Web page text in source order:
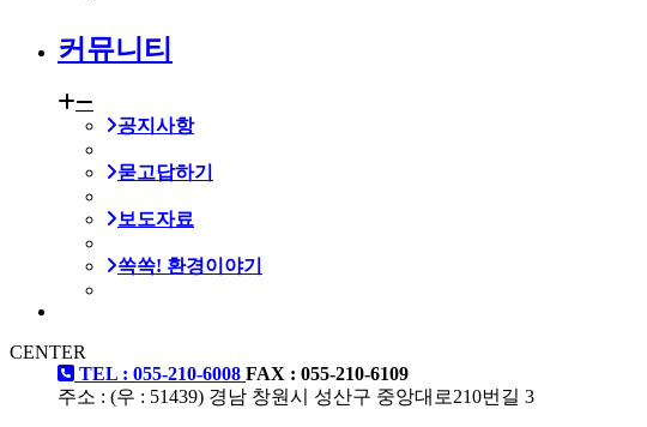
커뮤니티
공지사항
묻고답하기
보도자료
쏙쏙! 환경이야기
CENTER
TEL : 055-210-6008 FAX : 055-210-6109
주소 : (우 : 51439) 경남 창원시 성산구 중앙대로210번길 3